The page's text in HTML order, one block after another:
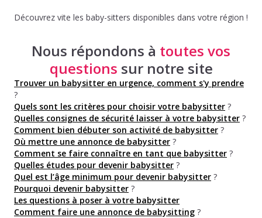
Découvrez vite les baby-sitters disponibles dans votre région !
Nous répondons à toutes vos
questions sur notre site
Trouver un babysitter en urgence, comment s'y prendre
?
Quels sont les critères pour choisir votre babysitter ?
Quelles consignes de sécurité laisser à votre babysitter ?
Comment bien débuter son activité de babysitter ?
Où mettre une annonce de babysitter ?
Comment se faire connaître en tant que babysitter ?
Quelles études pour devenir babysitter ?
Quel est l’âge minimum pour devenir babysitter ?
Pourquoi devenir babysitter ?
Les questions à poser à votre babysitter
Comment faire une annonce de babysitting ?